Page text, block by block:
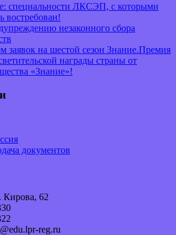
специальности ЛКСЭП, с которыми
востребован!
незаконного сбора
заявок на шестой сезон Знание.Премия
награды страны от
«Знание»!
документов
Кирова, 62
reg.ru